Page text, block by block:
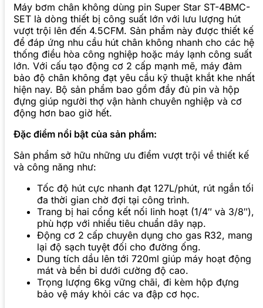
Máy bơm chân không dùng pin Super Star ST-4BMC-
SET là dòng thiết bị công suất lớn với lưu lượng hút
vượt trội lên đến 4.5CFM. Sản phẩm này được thiết kế
để đáp ứng nhu cầu hút chân không nhanh cho các hệ
thống điều hòa công nghiệp hoặc máy lạnh công suất
lớn. Với cấu tạo động cơ 2 cấp mạnh mẽ, máy đảm
bảo độ chân không đạt yêu cầu kỹ thuật khắt khe nhất
hiện nay. Bộ sản phẩm bao gồm đầy đủ pin và hộp
đựng giúp người thợ vận hành chuyên nghiệp và cơ
động hơn bao giờ hết.
Đặc điểm nổi bật của sản phẩm:
Sản phẩm sở hữu những ưu điểm vượt trội về thiết kế
và công năng như:
Tốc độ hút cực nhanh đạt 127L/phút, rút ngắn tối
đa thời gian chờ đợi tại công trình.
Trang bị hai cổng kết nối linh hoạt (1/4″ và 3/8″),
phù hợp với nhiều tiêu chuẩn dây nạp.
Động cơ 2 cấp chuyên dụng cho gas R32, mang
lại độ sạch tuyệt đối cho đường ống.
Dung tích dầu lên tới 720ml giúp máy hoạt động
mát và bền bỉ dưới cường độ cao.
Trọng lượng 6kg vững chãi, đi kèm hộp đựng
bảo vệ máy khỏi các va đập cơ học.